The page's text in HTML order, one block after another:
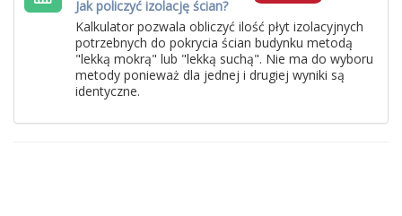
Jak policzyć izolację ścian?
Kalkulator pozwala obliczyć ilość płyt izolacyjnych
potrzebnych do pokrycia ścian budynku metodą
"lekką mokrą" lub "lekką suchą". Nie ma do wyboru
metody ponieważ dla jednej i drugiej wyniki są
identyczne.